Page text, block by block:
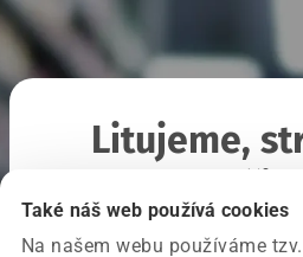
Také náš web používá cookies
Na našem webu používáme
Litujeme,